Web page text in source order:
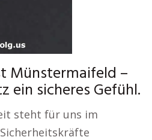
Münstermaifeld –
ein sicheres Gefühl.
steht für uns im